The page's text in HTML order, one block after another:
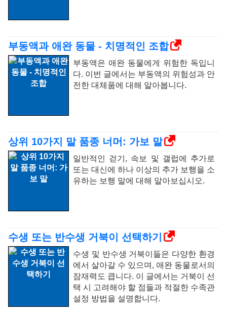
부동액과 애완 동물 - 치명적인 조합
부동액은 애완 동물에게 위험한 독입니
다. 이번 글에서는 부동액의 위험성과 안
전한 대체품에 대해 알아봅니다.
상위 10가지 말 품종 너머: 가보 말
일반적인 걷기, 속보 및 갤럽에 추가로
또는 대신에 하나 이상의 추가 보행을 소
유하는 보행 말에 대해 알아보십시오.
수생 또는 반수생 거북이 선택하기
수생 및 반수생 거북이들은 다양한 환경
에서 살아갈 수 있으며, 애완 동물로서의
잠재력도 큽니다. 이 글에서는 거북이 선
택 시 고려해야 할 점들과 적절한 수족관
설정 방법을 설명합니다.